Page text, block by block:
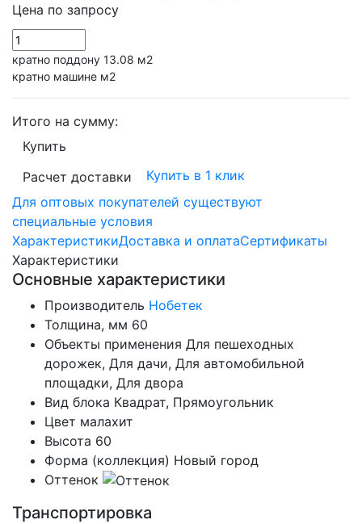
Цена по запросу
кратно поддону 13.08 м2
кратно машине м2
Итого на сумму:
Купить
Расчет доставки
Купить в 1 клик
Для оптовых покупателей существуют
специальные условия
ХарактеристикиДоставка и оплатаСертификаты
Характеристики
Основные характеристики
Производитель Нобетек
Толщина, мм 60
Объекты применения Для пешеходных
дорожек, Для дачи, Для автомобильной
площадки, Для двора
Вид блока Квадрат, Прямоугольник
Цвет малахит
Высота 60
Форма (коллекция) Новый город
Оттенок
Транспортировка